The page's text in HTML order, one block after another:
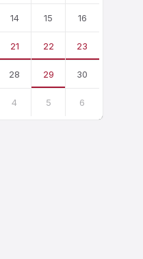
14 15 16
21 22 23
28 29 30
4 5 6